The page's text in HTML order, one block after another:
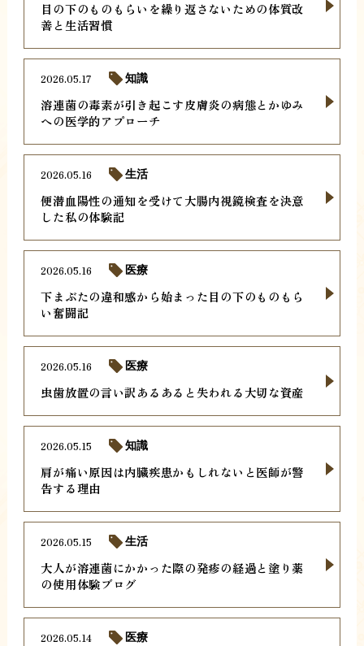
目の下のものもらいを繰り返さないための体質改
善と生活習慣
溶連菌の毒素が引き起こす皮膚炎の病態とかゆみ
への医学的アプローチ
2026.05.17 知識
便潜血陽性の通知を受けて大腸内視鏡検査を決意
した私の体験記
2026.05.16 生活
下まぶたの違和感から始まった目の下のものもら
い奮闘記
2026.05.16 医療
虫歯放置の言い訳あるあると失われる大切な資産
2026.05.16 医療
肩が痛い原因は内臓疾患かもしれないと医師が警
告する理由
2026.05.15 知識
大人が溶連菌にかかった際の発疹の経過と塗り薬
の使用体験ブログ
2026.05.15 生活
2026.05.14 医療